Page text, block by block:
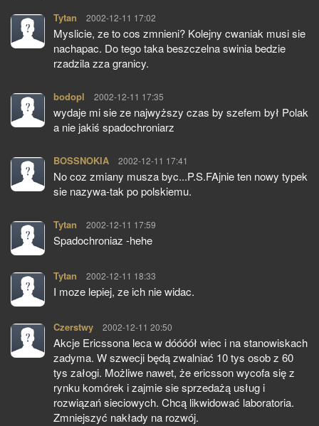
Tytan pisze:
2002-12-11 17:02
Myslicie, ze to cos zmnieni? Kolejny cwaniak musi sie
nachapac. Do tego taka beszczelna swinia bedzie
rzadzila zza granicy.
bodopl pisze:
2002-12-11 17:35
wydaje mi sie ze najwyższy czas by szefem był Polak
a nie jakiś spadochroniarz
BOSSNOKIA pisze:
2002-12-11 17:41
No coz zmiany musza byc...P.S.FAjnie ten nowy typek
sie nazywa-tak po polskiemu.
Tytan pisze:
2002-12-11 17:59
Spadochroniaz -hehe
Tytan pisze:
2002-12-11 18:33
I moze lepiej, ze ich nie widac.
Czerstwy pisze:
2002-12-11 20:50
Akcje Ericssona leca w dóóóół wiec i na stanowiskach
zadyma. W szwecji będą zwalniać 10 tys osob z 60
tys załogi. Możliwe nawet, że ericsson wycofa się z
rynku komórek i zajmie sie sprzedażą usług i
rozwiązań sieciowych. Chcą likwidować laboratoria.
Zmniejszyć nakłady na rozwój.